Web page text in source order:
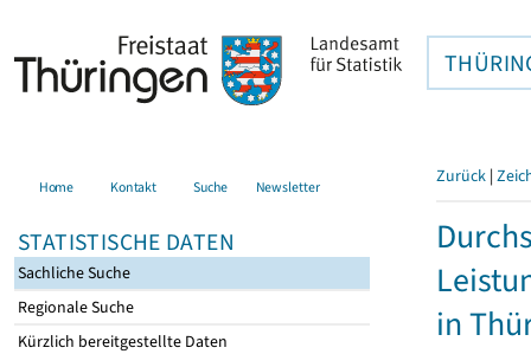
Home Kontakt Suche Newsletter
STATISTISCHE DATEN
Sachliche Suche
Regionale Suche
Kürzlich bereitgestellte Daten
Zurück |
in